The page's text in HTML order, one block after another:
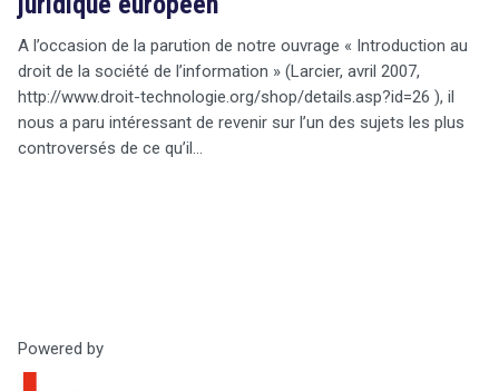
A l’occasion de la parution de notre ouvrage « Introduction au
droit de la société de l’information » (Larcier, avril 2007,
http://www.droit-technologie.org/shop/details.asp?id=26 ), il
nous a paru intéressant de revenir sur l’un des sujets les plus
controversés de ce qu’il…
Powered by